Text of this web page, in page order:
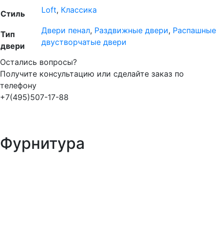
Стиль Loft, Классика
Тип
двери
Двери пенал, Раздвижные двери, Распашные
двустворчатые двери
Остались вопросы?
Получите консультацию или сделайте заказ по
телефону
+7(495)507-17-88
Фурнитура